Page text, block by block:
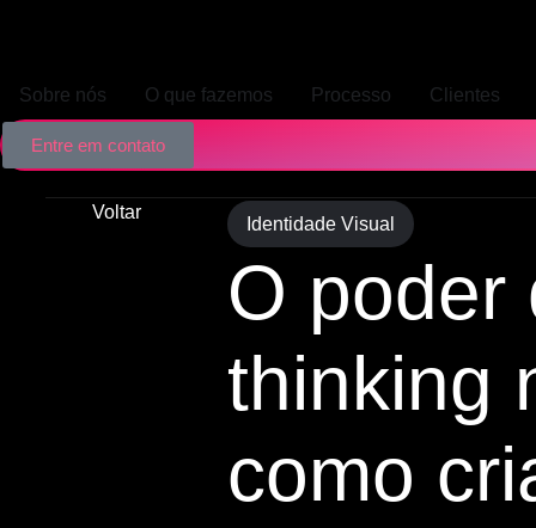
Sobre nós O que fazemos Processo Clientes
Entre em contato
Voltar
Identidade Visual
O poder
thinking
como